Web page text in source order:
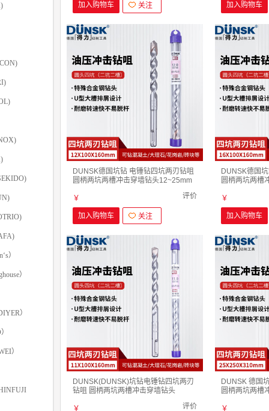
）
）
）
）
加入购物车 关注 加入购物车
DUNSK德国坑钻 电锤钻四坑两刃钻咀
圆柄两坑两槽冲击穿墙钻头12~25mm
￥
评价
加入购物车 关注
DUNSK德国
圆柄两坑两槽
￥
加入购物车
DUNSK(DUNSK)坑钻电锤钻四坑两刃
钻咀 圆柄两坑两槽冲击穿墙钻头
￥
评价
DUNSK 德国
圆柄两坑两槽
￥